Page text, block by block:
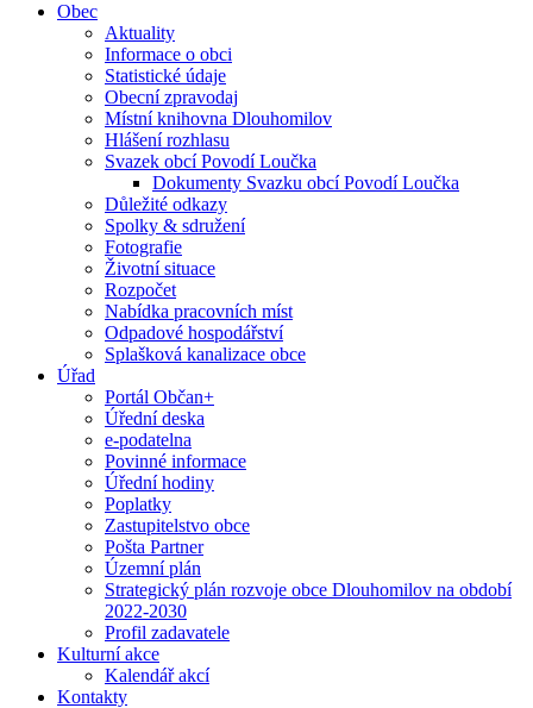
Obec
Aktuality
Informace o obci
Statistické údaje
Obecní zpravodaj
Místní knihovna Dlouhomilov
Hlášení rozhlasu
Svazek obcí Povodí Loučka
Dokumenty Svazku obcí Povodí Loučka
Důležité odkazy
Spolky & sdružení
Fotografie
Životní situace
Rozpočet
Nabídka pracovních míst
Odpadové hospodářství
Splašková kanalizace obce
Úřad
Portál Občan+
Úřední deska
e-podatelna
Povinné informace
Úřední hodiny
Poplatky
Zastupitelstvo obce
Pošta Partner
Územní plán
Strategický plán rozvoje obce Dlouhomilov na období
2022-2030
Profil zadavatele
Kulturní akce
Kalendář akcí
Kontakty